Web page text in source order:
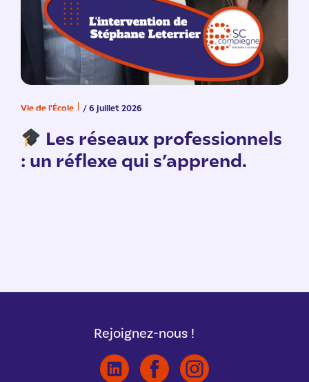
Vie de l'École / 6 juillet 2026
Les réseaux professionnels
: un réflexe qui s’apprend.
Rejoignez-nous !